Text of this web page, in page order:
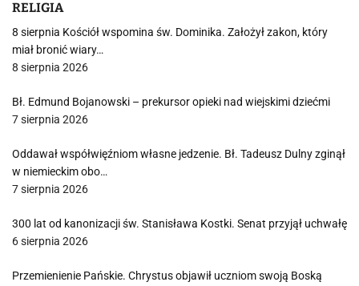
RELIGIA
8 sierpnia Kościół wspomina św. Dominika. Założył zakon, który
miał bronić wiary…
8 sierpnia 2026
Bł. Edmund Bojanowski – prekursor opieki nad wiejskimi dziećmi
7 sierpnia 2026
Oddawał współwięźniom własne jedzenie. Bł. Tadeusz Dulny zginął
w niemieckim obo…
7 sierpnia 2026
300 lat od kanonizacji św. Stanisława Kostki. Senat przyjął uchwałę
6 sierpnia 2026
Przemienienie Pańskie. Chrystus objawił uczniom swoją Boską